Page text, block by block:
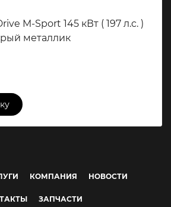
M-Sport 145 кВт ( 197 л.c. )
металлик
КОМПАНИЯ НОВОСТИ
ЗАПЧАСТИ